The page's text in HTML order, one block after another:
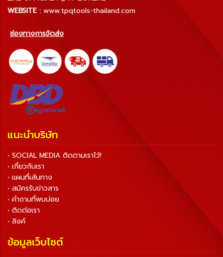
WEBSITE : www.tpqtools-thailand.com
ช่องทางการจัดส่ง
แนะนำบริษัท
• SOCIAL MEDIA ติดตามเราไว้!
• เกี่ยวกับเรา
• แผนที่เส้นทาง
• สมัครรับข่าวสาร
• คำถามที่พบบ่อย
• ติดต่อเรา
• ลิงค์
ข้อมูลเว็บไซต์